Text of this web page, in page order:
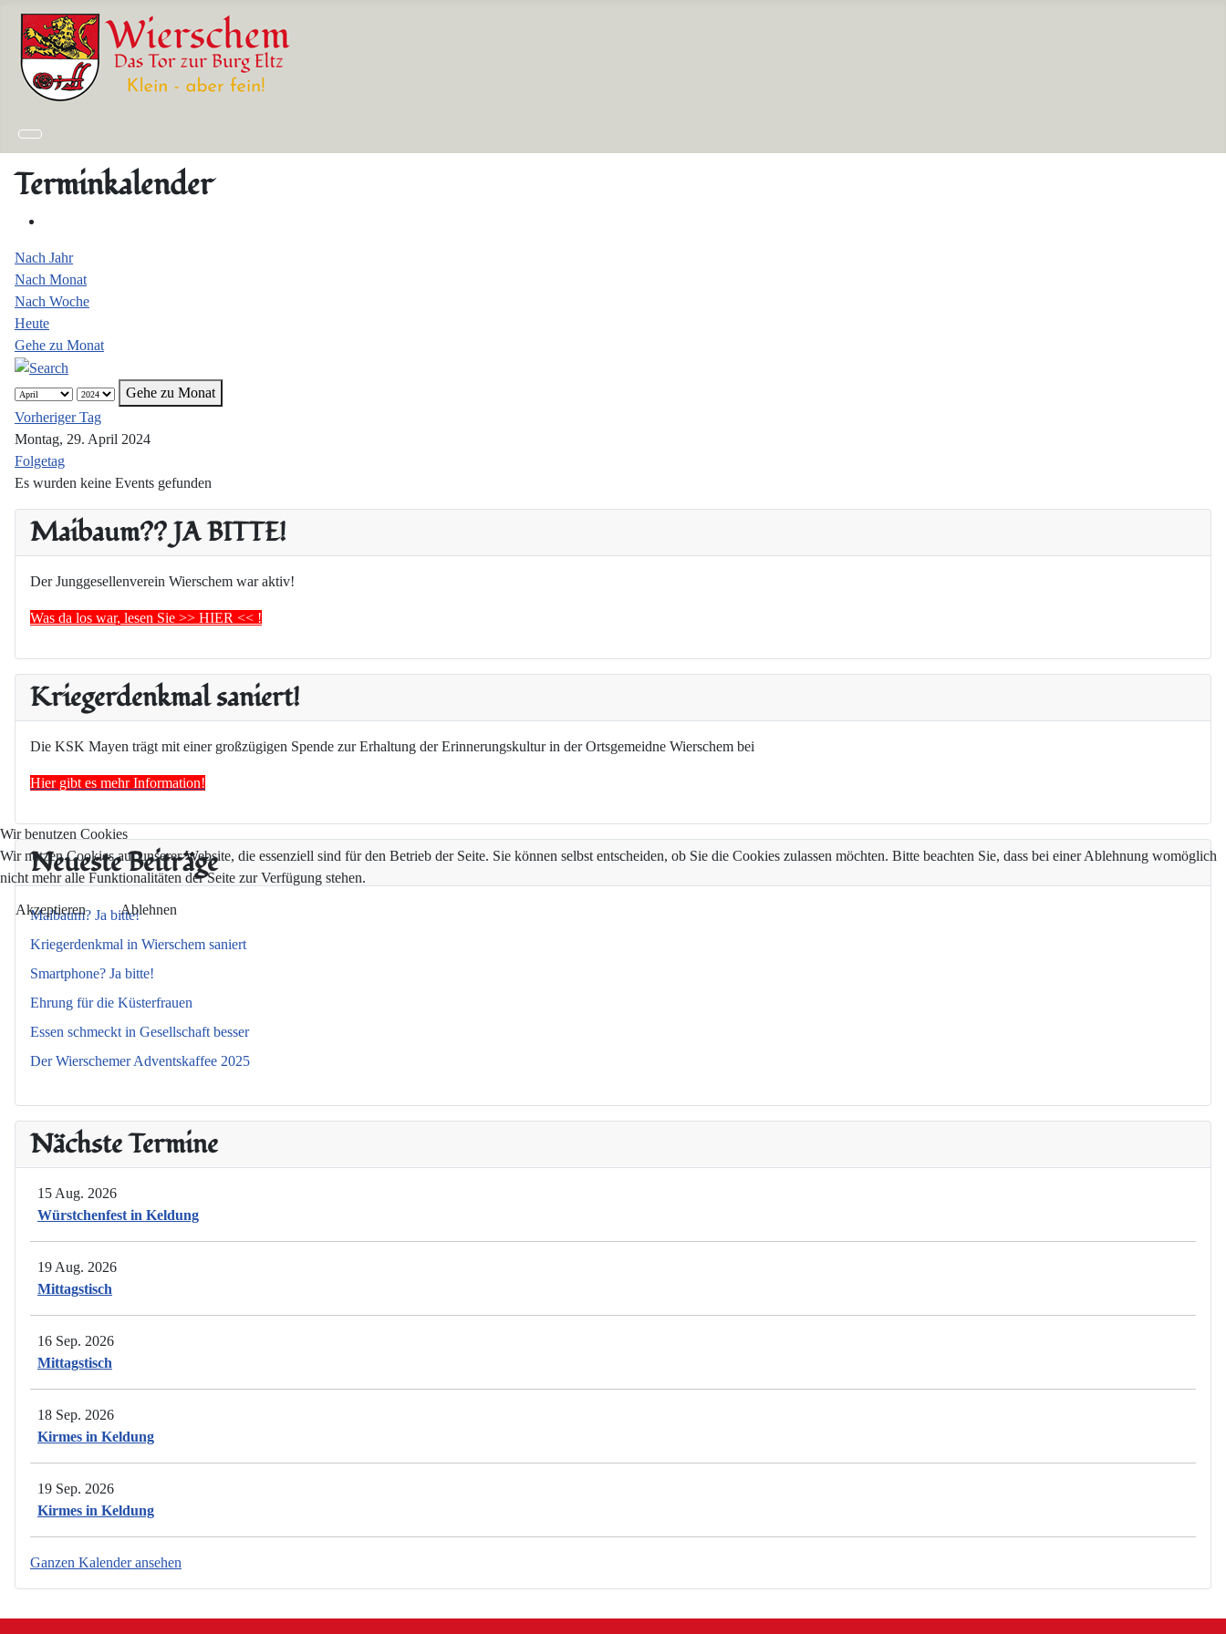
Maibaum?? JA BITTE!
Der Junggesellenverein Wierschem war aktiv!
Was da los war, lesen Sie >> HIER << !
Kriegerdenkmal saniert!
Die KSK Mayen trägt mit einer großzügigen Spende zur Erhaltung der Erinnerungskultur in der Ortsgemeidne Wierschem bei
Hier gibt es mehr Information!
Neueste Beiträge
Maibaum? Ja bitte!
Kriegerdenkmal in Wierschem saniert
Smartphone? Ja bitte!
Ehrung für die Küsterfrauen
Essen schmeckt in Gesellschaft besser
Der Wierschemer Adventskaffee 2025
Nächste Termine
15 Aug. 2026
Würstchenfest in Keldung
19 Aug. 2026
Mittagstisch
16 Sep. 2026
Mittagstisch
18 Sep. 2026
Kirmes in Keldung
19 Sep. 2026
Kirmes in Keldung
Ganzen Kalender ansehen
Terminkalender
Nach Jahr
Nach Monat
Nach Woche
Heute
Gehe zu Monat
Gehe zu Monat
Vorheriger Tag
Montag, 29. April 2024
Folgetag
Es wurden keine Events gefunden
Wir benutzen Cookies
Wir nutzen Cookies auf unserer Website, die essenziell sind für den Betrieb der Seite. Sie können selbst entscheiden, ob Sie die Cookies zulassen möchten. Bitte beachten Sie, dass bei einer Ablehnung womöglich
nicht mehr alle Funktionalitäten der Seite zur Verfügung stehen.
Akzeptieren Ablehnen